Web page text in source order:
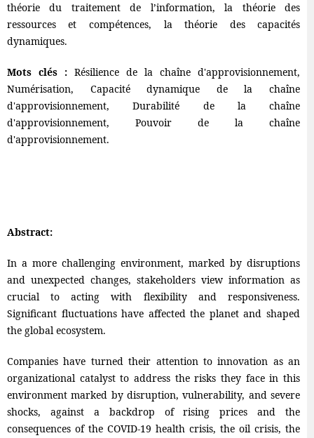
théorie du traitement de l’information, la théorie des
ressources et compétences, la théorie des capacités
dynamiques.
Mots clés : Résilience de la chaîne d'approvisionnement,
Numérisation, Capacité dynamique de la chaîne
d'approvisionnement, Durabilité de la chaîne
d'approvisionnement, Pouvoir de la chaîne
d'approvisionnement.
Abstract:
In a more challenging environment, marked by disruptions
and unexpected changes, stakeholders view information as
crucial to acting with flexibility and responsiveness.
Significant fluctuations have affected the planet and shaped
the global ecosystem.
Companies have turned their attention to innovation as an
organizational catalyst to address the risks they face in this
environment marked by disruption, vulnerability, and severe
shocks, against a backdrop of rising prices and the
consequences of the COVID-19 health crisis, the oil crisis, the